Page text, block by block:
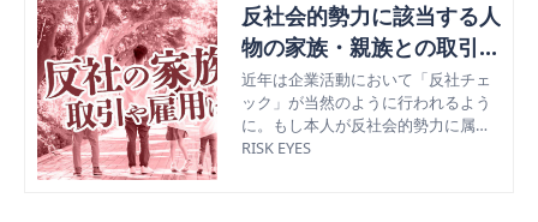
反社会的勢力に該当する人
物の家族・親族との取引や
雇用は可能なのか？
近年は企業活動において「反社チェ
ック」が当然のように行われるよう
に。もし本人が反社会的勢力に属し
ていなくても、その家族や親族が反
RISK EYES